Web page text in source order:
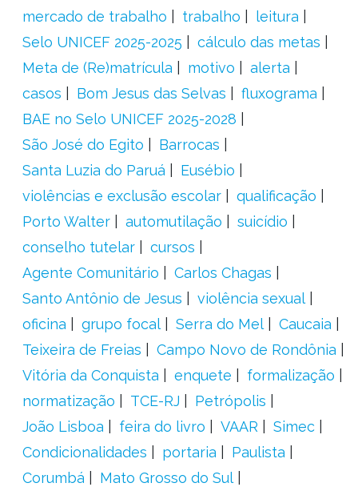
mercado de trabalho
trabalho
leitura
Selo UNICEF 2025-2025
cálculo das metas
Meta de (Re)matrícula
motivo
alerta
casos
Bom Jesus das Selvas
fluxograma
BAE no Selo UNICEF 2025-2028
São José do Egito
Barrocas
Santa Luzia do Paruá
Eusébio
violências e exclusão escolar
qualificação
Porto Walter
automutilação
suicídio
conselho tutelar
cursos
Agente Comunitário
Carlos Chagas
Santo Antônio de Jesus
violência sexual
oficina
grupo focal Serra do Mel
Caucaia
Teixeira de Freias
Campo Novo de Rondônia
Vitória da Conquista
enquete
formalização
normatização
TCE-RJ
Petrópolis
João Lisboa
feira do livro VAAR
Simec
Condicionalidades
portaria
Paulista
Corumbá
Mato Grosso do Sul